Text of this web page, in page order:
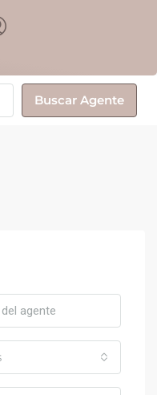
Buscar Agente